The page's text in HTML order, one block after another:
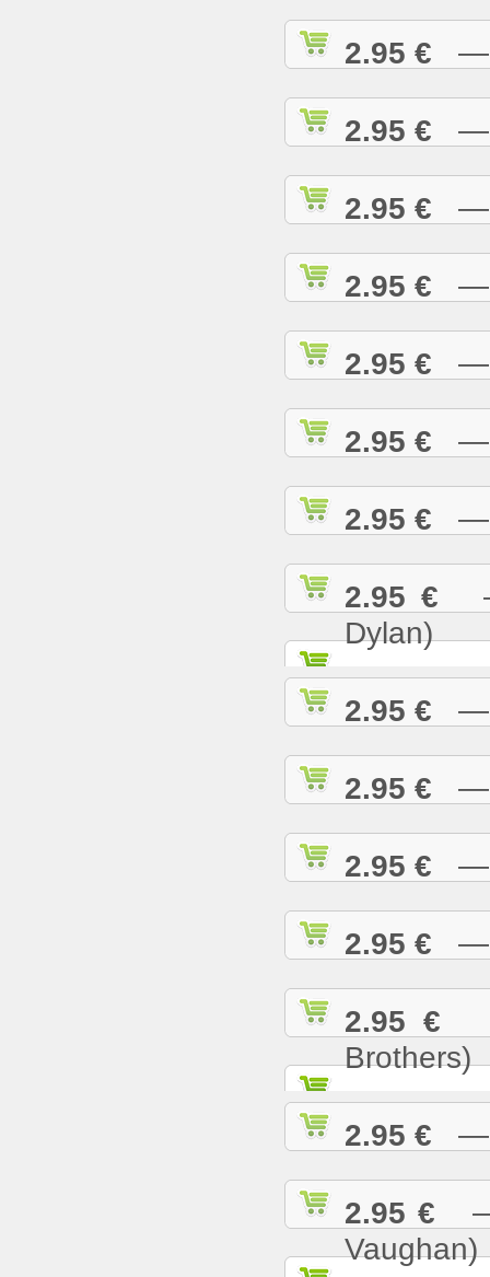
2.95 € —
2.95 € —
2.95 € —
2.95 € —
2.95 € —
2.95 € —
2.95 € —
2.95 € —
Dylan)
2.95 € —
2.95 € —
2.95 € —
2.95 € —
2.95 €
Brothers)
2.95 € —
2.95 € —
Vaughan)